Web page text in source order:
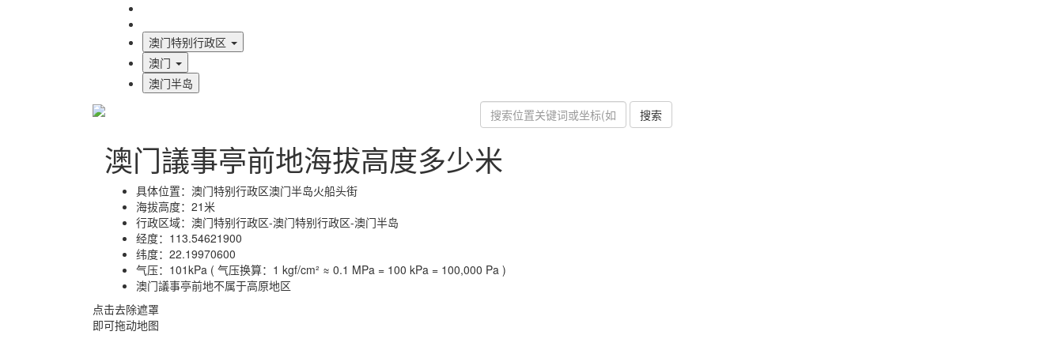
澳门特别行政区
澳门
澳门半岛
搜索
澳门議事亭前地海拔高度多少米
具体位置： 澳门特别行政区澳门半岛火船头街
海拔高度： 21米
行政区域： 澳门特别行政区-澳门特别行政区-澳门半岛
经度： 113.54621900
纬度： 22.19970600
气压： 101kPa ( 气压换算：1 kgf/cm² ≈ 0.1 MPa = 100 kPa = 100,000 Pa )
澳门議事亭前地不属于高原地区
点击去除遮罩
即可拖动地图